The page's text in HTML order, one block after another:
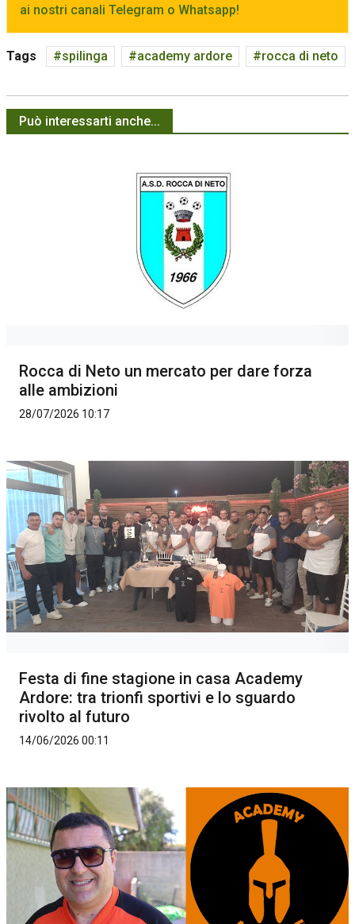
ai nostri canali Telegram o Whatsapp!
Tags spilinga academy ardore rocca di neto
Può interessarti anche...
Rocca di Neto un mercato per dare forza
alle ambizioni
28/07/2026 10:17
Festa di fine stagione in casa Academy
Ardore: tra trionfi sportivi e lo sguardo
rivolto al futuro
14/06/2026 00:11